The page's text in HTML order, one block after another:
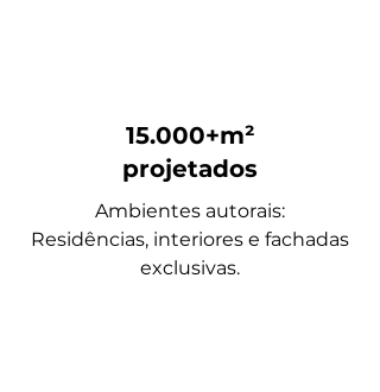
15.000+m²
projetados
Ambientes autorais:
Residências, interiores e fachadas
exclusivas.